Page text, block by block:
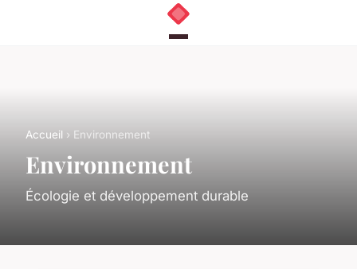
Accueil › Environnement
Environnement
Écologie et développement durable